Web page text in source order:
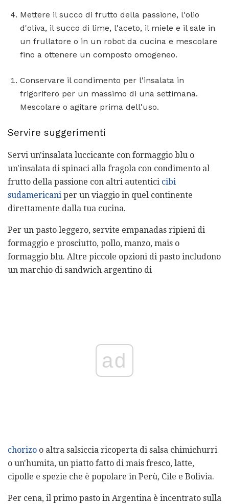
Mettere il succo di frutto della passione, l'olio
d'oliva, il succo di lime, l'aceto, il miele e il sale in
un frullatore o in un robot da cucina e mescolare
fino a ottenere un composto omogeneo.
Conservare il condimento per l'insalata in
frigorifero per un massimo di una settimana.
Mescolare o agitare prima dell'uso.
Servire suggerimenti
Servi un'insalata luccicante con formaggio blu o
un'insalata di spinaci alla fragola con condimento al
frutto della passione con altri autentici cibi
sudamericani per un viaggio in quel continente
direttamente dalla tua cucina.
Per un pasto leggero, servite empanadas ripieni di
formaggio e prosciutto, pollo, manzo, mais o
formaggio blu. Altre piccole opzioni di pasto includono
un marchio di sandwich argentino di
ad
chorizo o altra salsiccia ricoperta di salsa chimichurri
o un'humita, un piatto fatto di mais fresco, latte,
cipolle e spezie che è popolare in Perù, Cile e Bolivia.
Per cena, il primo pasto in Argentina è incentrato sulla